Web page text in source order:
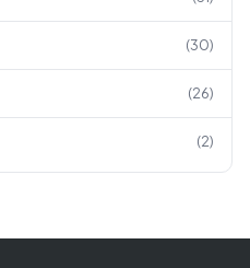
(30)
(26)
(2)